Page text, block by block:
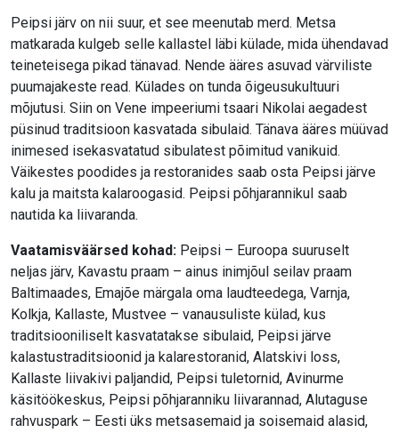
Peipsi järv on nii suur, et see meenutab merd. Metsa
matkarada kulgeb selle kallastel läbi külade, mida ühendavad
teineteisega pikad tänavad. Nende ääres asuvad värviliste
puumajakeste read. Külades on tunda õigeusukultuuri
mõjutusi. Siin on Vene impeeriumi tsaari Nikolai aegadest
püsinud traditsioon kasvatada sibulaid. Tänava ääres müüvad
inimesed isekasvatatud sibulatest põimitud vanikuid.
Väikestes poodides ja restoranides saab osta Peipsi järve
kalu ja maitsta kalaroogasid. Peipsi põhjarannikul saab
nautida ka liivaranda.
Vaatamisväärsed kohad: Peipsi – Euroopa suuruselt
neljas järv, Kavastu praam – ainus inimjõul seilav praam
Baltimaades, Emajõe märgala oma laudteedega, Varnja,
Kolkja, Kallaste, Mustvee – vanausuliste külad, kus
traditsiooniliselt kasvatatakse sibulaid, Peipsi järve
kalastustraditsioonid ja kalarestoranid, Alatskivi loss,
Kallaste liivakivi paljandid, Peipsi tuletornid, Avinurme
käsitöökeskus, Peipsi põhjaranniku liivarannad, Alutaguse
rahvuspark – Eesti üks metsasemaid ja soisemaid alasid,